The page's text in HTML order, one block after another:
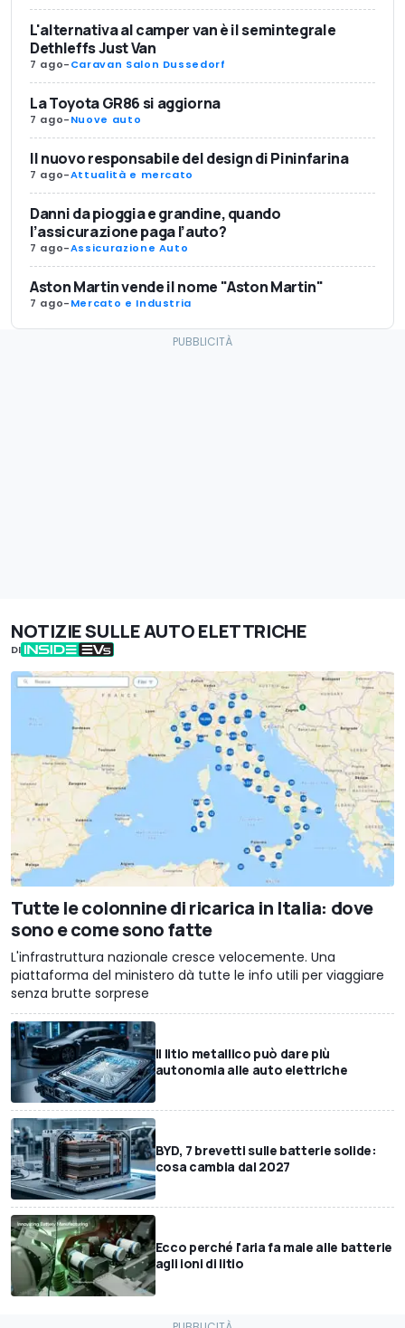
L'alternativa al camper van è il semintegrale
Dethleffs Just Van
7 ago-Caravan Salon Dussedorf
La Toyota GR86 si aggiorna
7 ago-Nuove auto
Il nuovo responsabile del design di Pininfarina
7 ago-Attualità e mercato
Danni da pioggia e grandine, quando
l’assicurazione paga l’auto?
7 ago-Assicurazione Auto
Aston Martin vende il nome "Aston Martin"
7 ago-Mercato e Industria
NOTIZIE SULLE AUTO ELETTRICHE
DI
Tutte le colonnine di ricarica in Italia: dove
sono e come sono fatte
L'infrastruttura nazionale cresce velocemente. Una
piattaforma del ministero dà tutte le info utili per viaggiare
senza brutte sorprese
Il litio metallico può dare più
autonomia alle auto elettriche
BYD, 7 brevetti sulle batterie solide:
cosa cambia dal 2027
Ecco perché l'aria fa male alle batterie
agli ioni di litio